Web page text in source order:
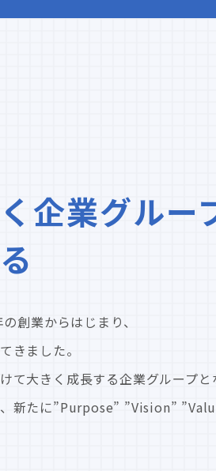
企業グルー
創業からはじまり、
きました。
大きく成長する企業グループと
新たに”Purpose” ”Vision”